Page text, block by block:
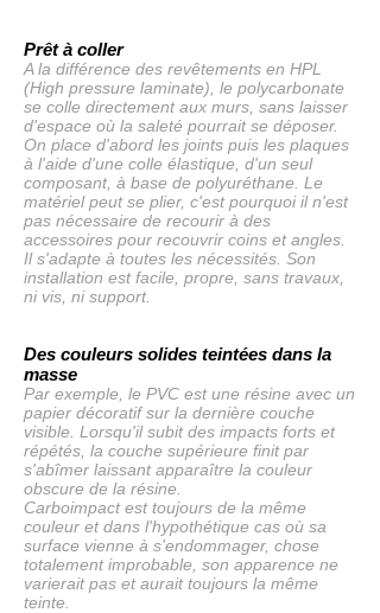
Prêt à coller
A la différence des revêtements en HPL
(High pressure laminate) , le polycarbonate
se colle directement aux murs, sans laisser
d'espace où la saleté pourrait se déposer.
On place d'abord les joints puis les plaques
à l'aide d'une colle élastique, d'un seul
composant, à base de polyuréthane. Le
matériel peut se plier, c'est pourquoi il n'est
pas nécessaire de recourir à des
accessoires pour recouvrir coins et angles.
Il s'adapte à toutes les nécessités. Son
installation est facile, propre, sans travaux,
ni vis, ni support.
Des couleurs solides teintées dans la
masse
Par exemple, le PVC est une résine avec un
papier décoratif sur la dernière couche
visible. Lorsqu'il subit des impacts forts et
répétés, la couche supérieure finit par
s'abîmer laissant apparaître la couleur
obscure de la résine.
Carboimpact est toujours de la même
couleur et dans l'hypothétique cas où sa
surface vienne à s'endommager, chose
totalement improbable, son apparence ne
varierait pas et aurait toujours la même
teinte.